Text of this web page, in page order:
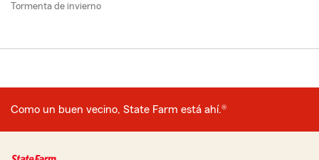
Tormenta de invierno
Como un buen vecino, State Farm está ahí.®